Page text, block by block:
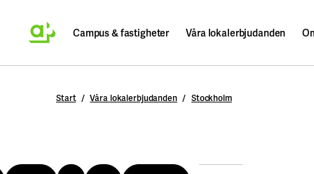
Campus & fastigheter Våra lokalerbjudanden
Sök
Start Våra lokalerbjudanden Stockholm